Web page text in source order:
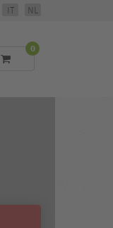
IT NL
0